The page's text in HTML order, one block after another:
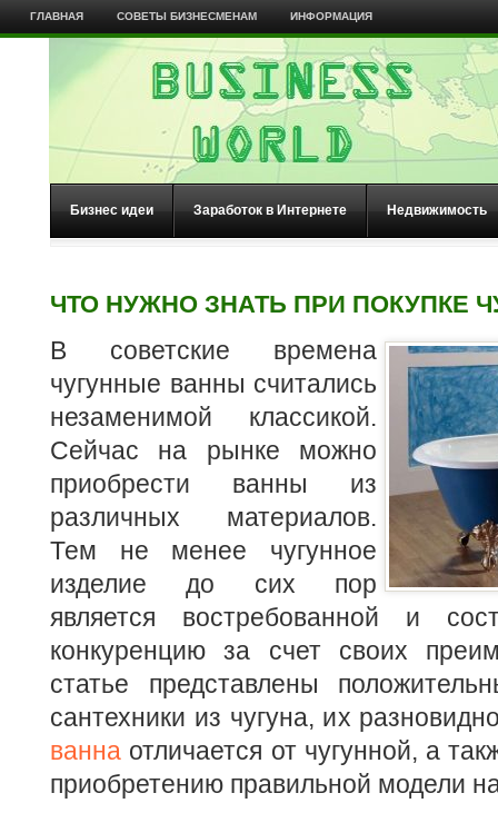
ГЛАВНАЯ СОВЕТЫ БИЗНЕСМЕНАМ ИНФОРМАЦИЯ
Бизнес идеи Заработок в Интернете Недвижимость
ЧТО НУЖНО ЗНАТЬ ПРИ ПОКУПКЕ
В советские времена
чугунные ванны считались
незаменимой классикой.
Сейчас на рынке можно
приобрести ванны из
различных материалов.
Тем не менее чугунное
изделие до сих пор
является востребованной и
конкуренцию за счет своих
статье представлены
сантехники из чугуна, их
ванна отличается от чугунной, а
приобретению правильной модели